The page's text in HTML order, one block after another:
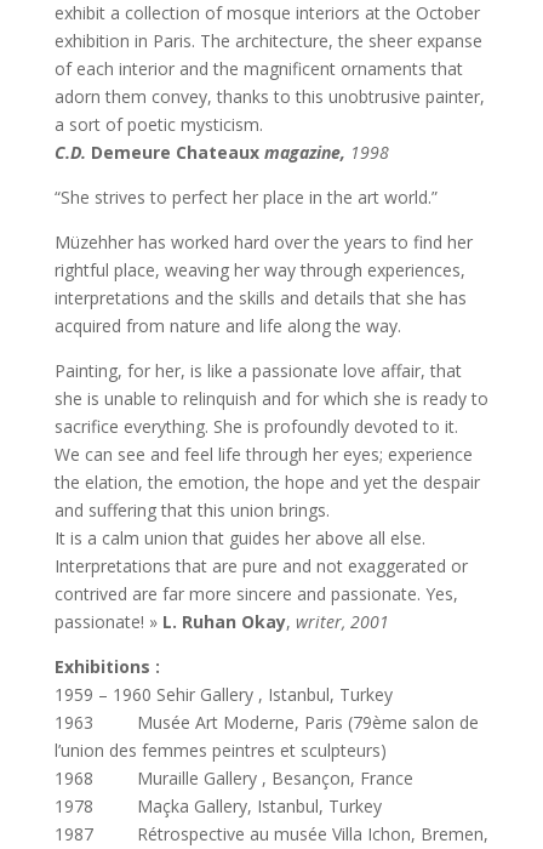
exhibit a collection of mosque interiors at the October
exhibition in Paris. The architecture, the sheer expanse
of each interior and the magnificent ornaments that
adorn them convey, thanks to this unobtrusive painter,
a sort of poetic mysticism.
C.D. Demeure Chateauxmagazine, 1998
“She strives to perfect her place in the art world.”
Müzehher has worked hard over the years to find her
rightful place, weaving her way through experiences,
interpretations and the skills and details that she has
acquired from nature and life along the way.
Painting, for her, is like a passionate love affair, that
she is unable to relinquish and for which she is ready to
sacrifice everything. She is profoundly devoted to it.
We can see and feel life through her eyes; experience
the elation, the emotion, the hope and yet the despair
and suffering that this union brings.
It is a calm union that guides her above all else.
Interpretations that are pure and not exaggerated or
contrived are far more sincere and passionate. Yes,
passionate! » L. Ruhan Okay, writer, 2001
Exhibitions :
1959 – 1960 Sehir Gallery , Istanbul, Turkey
1963 Musée Art Moderne, Paris (79ème salon de
l’union des femmes peintres et sculpteurs)
1968 Muraille Gallery , Besançon, France
1978 Maçka Gallery, Istanbul, Turkey
1987 Rétrospective au musée Villa Ichon, Bremen,